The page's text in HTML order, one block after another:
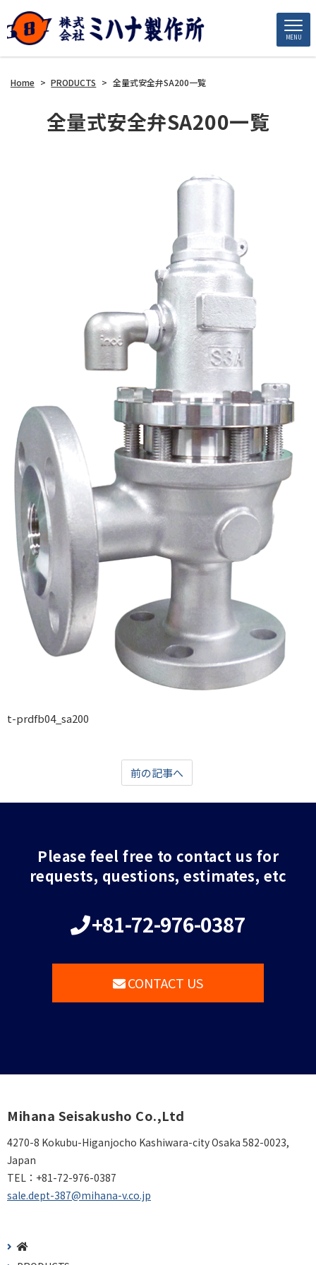
MENU
Home > PRODUCTS > 全量式安全弁SA200一覧
全量式安全弁SA200一覧
t-prdfb04_sa200
前の記事へ
Please feel free to contact us for
requests, questions, estimates, etc
+81-72-976-0387
CONTACT US
Mihana Seisakusho Co.,Ltd
4270-8 Kokubu-Higanjocho Kashiwara-city Osaka 582-0023,
Japan
TEL： +81-72-976-0387
sale.dept-387@mihana-v.co.jp